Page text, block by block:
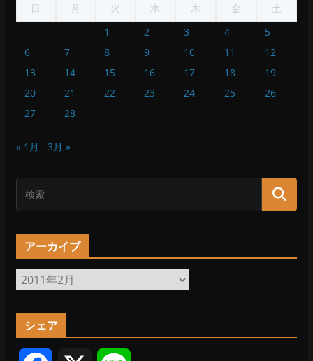
日
月 火 水 木 金
土
1
2 3 4
5
6
7 8 9 10 11
12
13
14 15 16 17 18
19
20
21 22 23 24 25
26
27
28
« 1月 3月 »
アーカイブ
ア
ー
カ
ブ
シェア